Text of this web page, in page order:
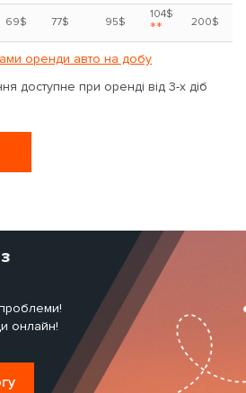
69$ 77$ 95$
104$
** 200$
оренди авто на добу
доступне при оренді від 3-х діб
онлайн!